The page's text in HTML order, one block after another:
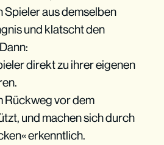
Spieler aus demselben
und klatscht den
direkt zu ihrer eigenen
Rückweg vor dem
und machen sich durch
erkenntlich.